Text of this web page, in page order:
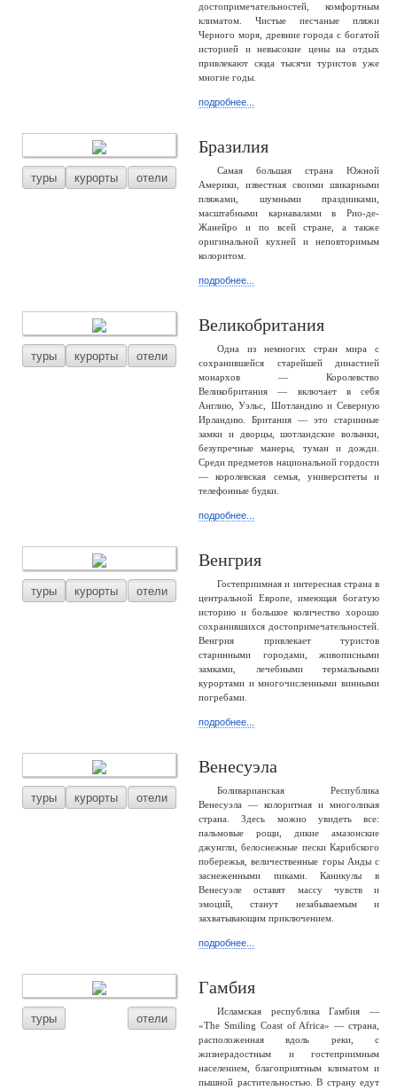
достопримечательностей, комфортным
климатом. Чистые песчаные пляжи
Черного моря, древние города с богатой
историей и невысокие цены на отдых
привлекают сюда тысячи туристов уже
многие годы.
подробнее...
туры курорты отели
Бразилия
Самая большая страна Южной
Америки, известная своими шикарными
пляжами, шумными праздниками,
масштабными карнавалами в Рио-де-
Жанейро и по всей стране, а также
оригинальной кухней и неповторимым
колоритом.
подробнее...
туры курорты отели
Великобритания
Одна из немногих стран мира с
сохранившейся старейшей династией
монархов — Королевство
Великобритания — включает в себя
Англию, Уэльс, Шотландию и Северную
Ирландию. Британия — это старинные
замки и дворцы, шотландские волынки,
безупречные манеры, туман и дожди.
Среди предметов национальной гордости
— королевская семья, университеты и
телефонные будки.
подробнее...
туры курорты отели
Венгрия
Гостеприимная и интересная страна в
центральной Европе, имеющая богатую
историю и большое количество хорошо
сохранившихся достопримечательностей.
Венгрия привлекает туристов
старинными городами, живописными
замками, лечебными термальными
курортами и многочисленными винными
погребами.
подробнее...
туры курорты отели
Венесуэла
Боливарианская Республика
Венесуэла — колоритная и многоликая
страна. Здесь можно увидеть все:
пальмовые рощи, дикие амазонские
джунгли, белоснежные пески Карибского
побережья, величественные горы Анды с
заснеженными пиками. Каникулы в
Венесуэле оставят массу чувств и
эмоций, станут незабываемым и
захватывающим приключением.
подробнее...
туры отели
Гамбия
Исламская республика Гамбия —
«The Smiling Coast of Africa» — страна,
расположенная вдоль реки, с
жизнерадостным и гостеприимным
населением, благоприятным климатом и
пышной растительностью. В страну едут